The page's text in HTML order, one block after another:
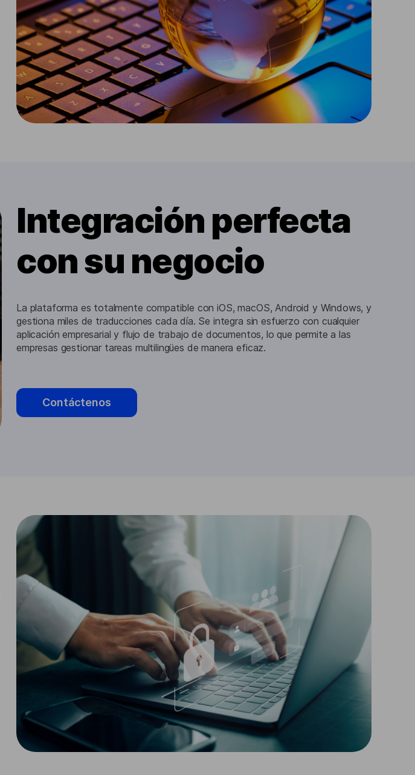
Integración perfecta
con su negocio
La plataforma es totalmente compatible con iOS, macOS, Android y Windows, y
gestiona miles de traducciones cada día. Se integra sin esfuerzo con cualquier
aplicación empresarial y flujo de trabajo de documentos, lo que permite a las
empresas gestionar tareas multilingües de manera eficaz.
Contáctenos